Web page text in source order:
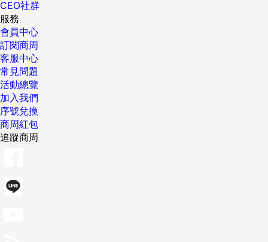
CEO社群
服務
會員中心
訂閱商周
客服中心
常見問題
活動總覽
加入我們
序號兌換
商周紅包
追蹤商周